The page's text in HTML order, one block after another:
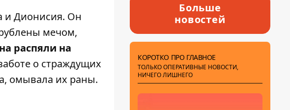
и Дионисия. Он
мечом,
распяли на
о страждущих
омывала их раны.
Больше
новостей
КОРОТКО ПРО ГЛАВНОЕ
ТОЛЬКО ОПЕРАТИВНЫЕ НОВОСТИ,
НИЧЕГО ЛИШНЕГО